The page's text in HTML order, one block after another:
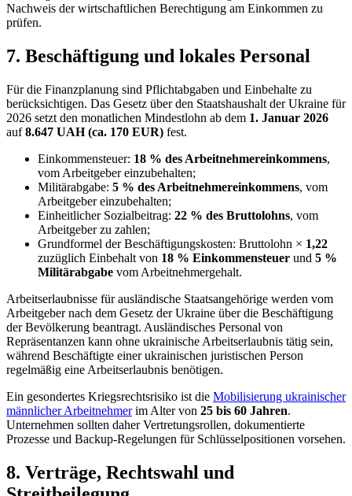
Nachweis der wirtschaftlichen Berechtigung am Einkommen zu
prüfen.
7. Beschäftigung und lokales Personal
Für die Finanzplanung sind Pflichtabgaben und Einbehalte zu
berücksichtigen. Das Gesetz über den Staatshaushalt der Ukraine für
2026 setzt den monatlichen Mindestlohn ab dem 1. Januar 2026
auf8.647 UAH (ca. 170 EUR) fest.
Einkommensteuer: 18 % des Arbeitnehmereinkommens,
vom Arbeitgeber einzubehalten;
Militärabgabe: 5 % des Arbeitnehmereinkommens, vom
Arbeitgeber einzubehalten;
Einheitlicher Sozialbeitrag: 22 % des Bruttolohns, vom
Arbeitgeber zu zahlen;
Grundformel der Beschäftigungskosten: Bruttolohn × 1,22
zuzüglich Einbehalt von 18 % Einkommensteuer und 5 %
Militärabgabe vom Arbeitnehmergehalt.
Arbeitserlaubnisse für ausländische Staatsangehörige werden vom
Arbeitgeber nach dem Gesetz der Ukraine über die Beschäftigung
der Bevölkerung beantragt. Ausländisches Personal von
Repräsentanzen kann ohne ukrainische Arbeitserlaubnis tätig sein,
während Beschäftigte einer ukrainischen juristischen Person
regelmäßig eine Arbeitserlaubnis benötigen.
Ein gesondertes Kriegsrechtsrisiko ist die Mobilisierung ukrainischer
männlicher Arbeitnehmerim Alter von 25 bis 60 Jahren.
Unternehmen sollten daher Vertretungsrollen, dokumentierte
Prozesse und Backup-Regelungen für Schlüsselpositionen vorsehen.
8. Verträge, Rechtswahl und